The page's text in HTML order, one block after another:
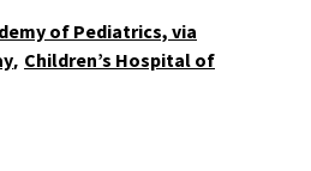
of Pediatrics, via
, Children’s Hospital of